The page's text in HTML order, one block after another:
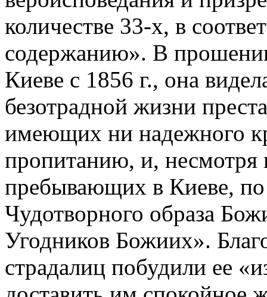
количестве 33-х, в
содержанию». В
Киеве с 1856 г., она
безотрадной жизни
имеющих ни надежного
пропитанию, и, несмотря
пребывающих в Киеве,
Чудотворного образа
Угодников Божиих».
страдалиц побудили ее